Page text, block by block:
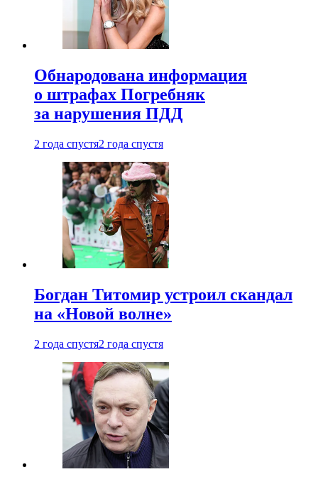
Обнародована информация
о штрафах Погребняк
за нарушения ПДД
2 года спустя2 года спустя
Богдан Титомир устроил скандал
на «Новой волне»
2 года спустя2 года спустя